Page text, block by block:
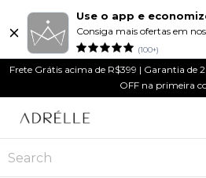
Use o app e
Consiga mais ofertas em
(100+)
Frete Grátis acima de R$399 | Garantia de
OFF na primeira